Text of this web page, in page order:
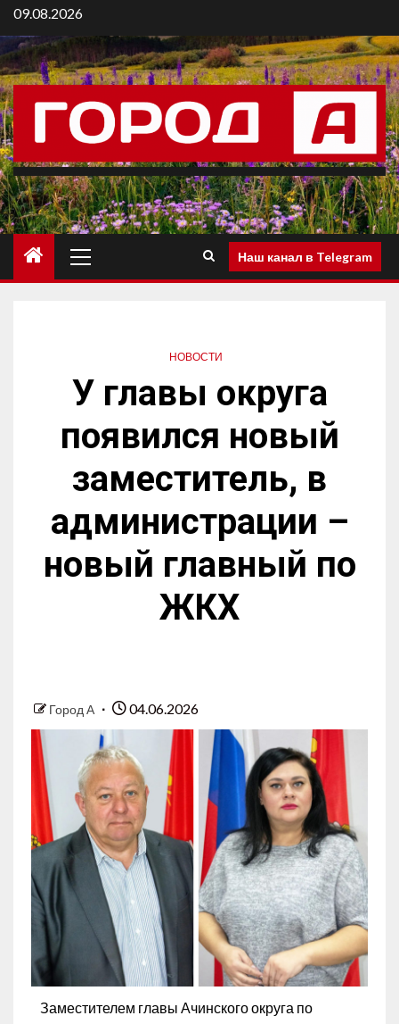
09.08.2026
Наш канал в Telegram
НОВОСТИ
У главы округа
появился новый
заместитель, в
администрации –
новый главный по
ЖКХ
Город А 04.06.2026
Заместителем главы Ачинского округа по